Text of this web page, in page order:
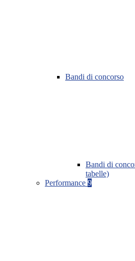
Bandi di concorso
Bandi di
tabelle)
Performance 9